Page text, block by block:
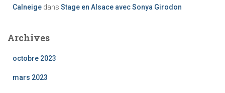
Calneige dans Stage en Alsace avec Sonya Girodon
Archives
octobre 2023
mars 2023